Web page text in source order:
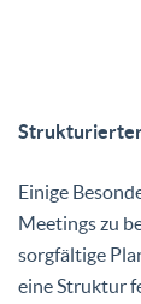
Einige
Meetings zu
sorgfältige
eine Struktur